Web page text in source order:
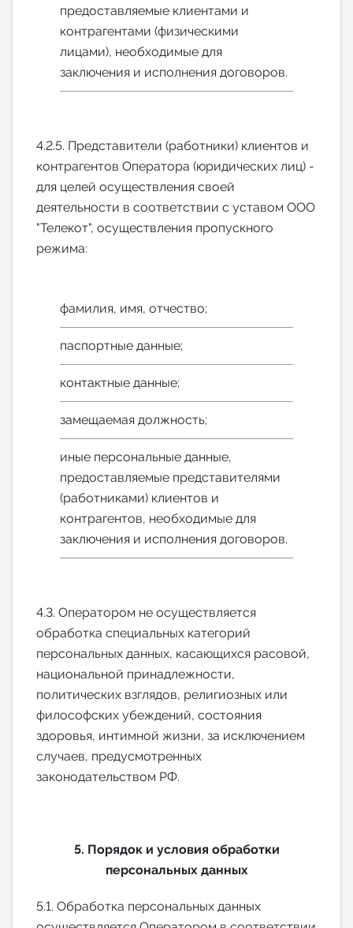
предоставляемые клиентами и
контрагентами (физическими
лицами), необходимые для
заключения и исполнения договоров.
4.2.5. Представители (работники) клиентов и
контрагентов Оператора (юридических лиц) -
для целей осуществления своей
деятельности в соответствии с уставом ООО
"Телекот", осуществления пропускного
режима:
фамилия, имя, отчество;
паспортные данные;
контактные данные;
замещаемая должность;
иные персональные данные,
предоставляемые представителями
(работниками) клиентов и
контрагентов, необходимые для
заключения и исполнения договоров.
4.3. Оператором не осуществляется
обработка специальных категорий
персональных данных, касающихся расовой,
национальной принадлежности,
политических взглядов, религиозных или
философских убеждений, состояния
здоровья, интимной жизни, за исключением
случаев, предусмотренных
законодательством РФ.
5. Порядок и условия обработки
персональных данных
5.1. Обработка персональных данных